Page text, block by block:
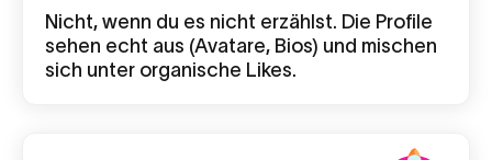
Nicht, wenn du es nicht erzählst. Die Profile
sehen echt aus (Avatare, Bios) und mischen
sich unter organische Likes.